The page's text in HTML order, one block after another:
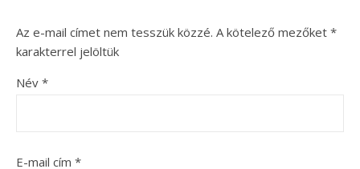
Az e-mail címet nem tesszük közzé. A kötelező mezőket *
karakterrel jelöltük
Név *
E-mail cím *